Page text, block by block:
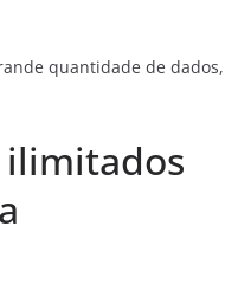
quantidade de dados,
ilimitados